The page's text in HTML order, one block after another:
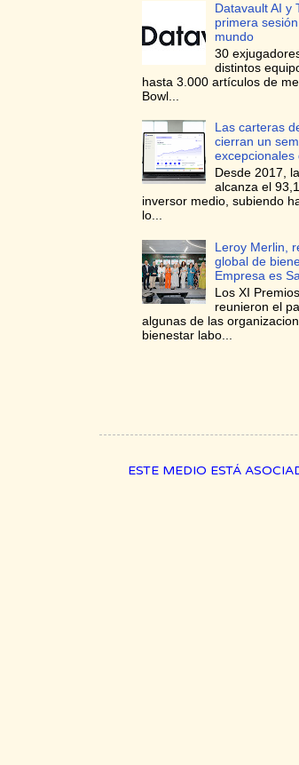
Datavault AI y
primera
mundo
30
distintos
hasta 3.000 artículos de
Bowl...
Las carteras
cierran un
excepcionales
Desde 2017,
alcanza el
inversor medio, subiendo
lo...
Leroy Merlin,
global de
Empresa es
Los XI
reunieron el
algunas de las
bienestar labo...
ESTE MEDIO ESTÁ